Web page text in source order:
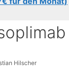
Hilscher